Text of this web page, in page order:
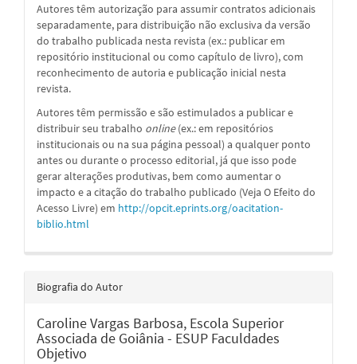
Autores têm autorização para assumir contratos adicionais
separadamente, para distribuição não exclusiva da versão
do trabalho publicada nesta revista (ex.: publicar em
repositório institucional ou como capítulo de livro), com
reconhecimento de autoria e publicação inicial nesta
revista.
Autores têm permissão e são estimulados a publicar e
distribuir seu trabalho online(ex.: em repositórios
institucionais ou na sua página pessoal) a qualquer ponto
antes ou durante o processo editorial, já que isso pode
gerar alterações produtivas, bem como aumentar o
impacto e a citação do trabalho publicado (Veja O Efeito do
Acesso Livre) em http://opcit.eprints.org/oacitation-
biblio.html
Biografia do Autor
Caroline Vargas Barbosa, Escola Superior
Associada de Goiânia - ESUP Faculdades
Objetivo